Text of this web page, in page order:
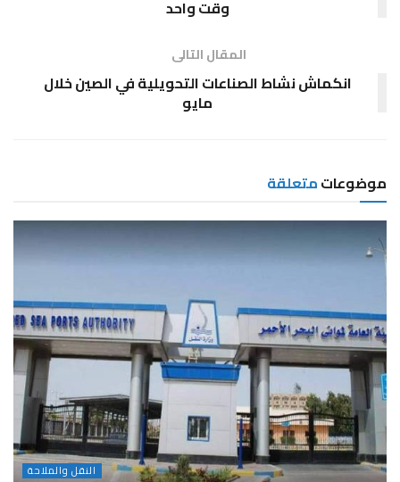
وقت واحد
المقال التالى
انكماش نشاط الصناعات التحويلية في الصين خلال
مايو
موضوعاتمتعلقة
النقل والملاحة